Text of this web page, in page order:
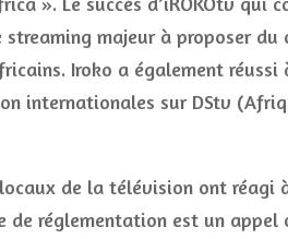
majeur à proposer
Iroko a également
internationales sur DStv
de la télévision ont réagi
de réglementation est un